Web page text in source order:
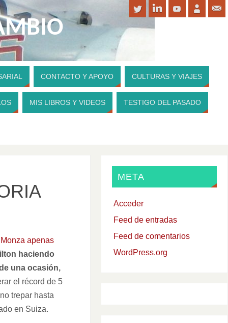
PARA CONTRIBUIR A MI WEBSITE
CONTACTO Y APOYO CULTURAS Y VIAJES
MIS LIBROS Y VIDEOS TESTIGO DEL PASADO
apenas
haciendo
una ocasión,
el récord de 5
trepar hasta
en Suiza.
META
Acceder
Feed de entradas
Feed de comentarios
WordPress.org